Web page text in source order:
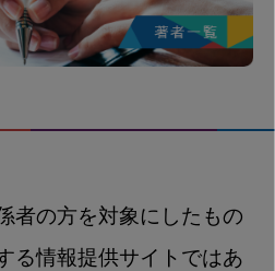
者の方を対象にしたもの
る情報提供サイトではあ